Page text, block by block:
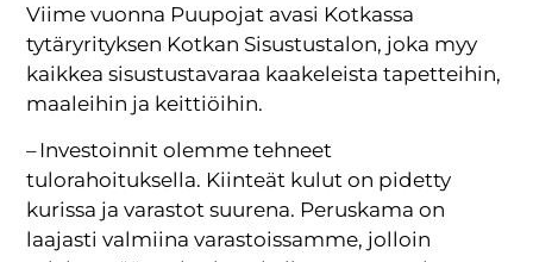
Viime vuonna Puupojat avasi Kotkassa
tytäryrityksen Kotkan Sisustustalon, joka myy
kaikkea sisustustavaraa kaakeleista tapetteihin,
maaleihin ja keittiöihin.
– Investoinnit olemme tehneet
tulorahoituksella. Kiinteät kulut on pidetty
kurissa ja varastot suurena. Peruskama on
laajasti valmiina varastoissamme, jolloin